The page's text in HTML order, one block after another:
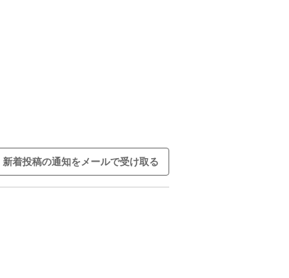
新着投稿の通知をメールで受け取る